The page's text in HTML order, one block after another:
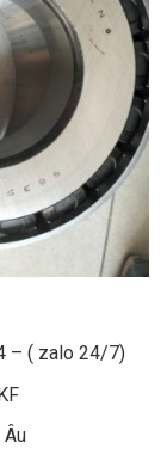
– ( zalo 24/7)
Âu